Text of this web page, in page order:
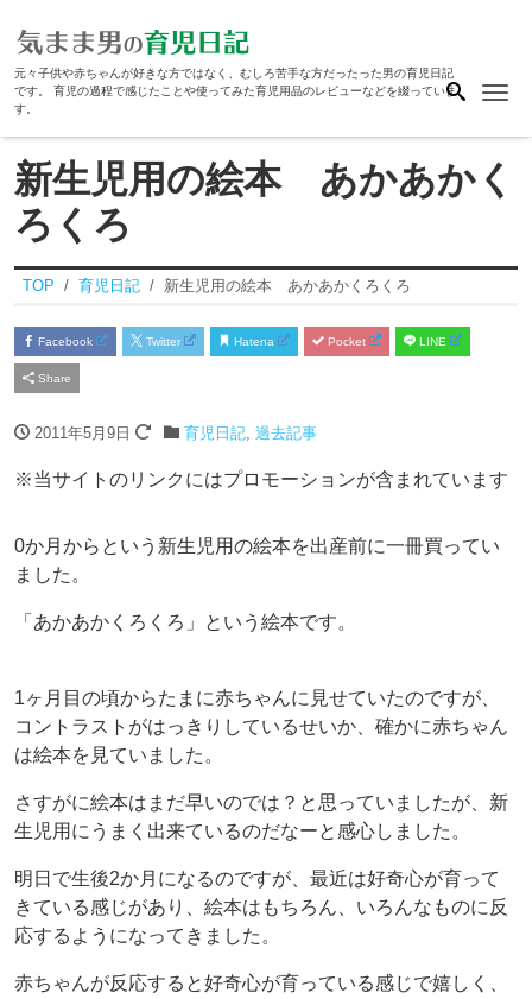
元々子供や赤ちゃんが好きな方ではなく、むしろ苦手な方だったった男の育児日記
です。 育児の過程で感じたことや使ってみた育児用品のレビューなどを綴っていま
す。
新生児用の絵本 あかあかく
ろくろ
TOP 育児日記 新生児用の絵本 あかあかくろくろ
Facebook Twitter Hatena Pocket LINE
Share
2011年5月9日 育児日記, 過去記事
※当サイトのリンクにはプロモーションが含まれています
0か月からという新生児用の絵本を出産前に一冊買ってい
ました。
「あかあかくろくろ」という絵本です。
1ヶ月目の頃からたまに赤ちゃんに見せていたのですが、
コントラストがはっきりしているせいか、確かに赤ちゃん
は絵本を見ていました。
さすがに絵本はまだ早いのでは？と思っていましたが、新
生児用にうまく出来ているのだなーと感心しました。
明日で生後2か月になるのですが、最近は好奇心が育って
きている感じがあり、絵本はもちろん、いろんなものに反
応するようになってきました。
赤ちゃんが反応すると好奇心が育っている感じで嬉しく、